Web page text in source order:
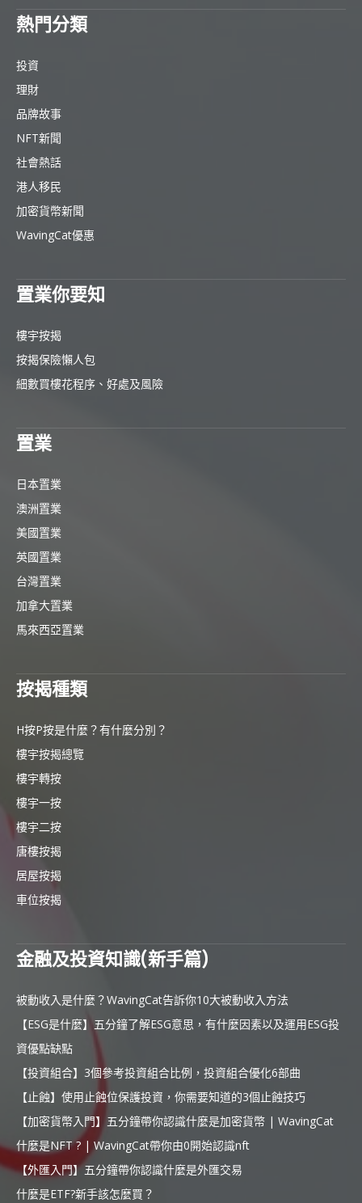
熱門分類
投資
理財
品牌故事
NFT新聞
社會熱話
港人移民
加密貨幣新聞
WavingCat優惠
置業你要知
樓宇按揭
按揭保險懶人包
細數買樓花程序、好處及風險
置業
日本置業
澳洲置業
美國置業
英國置業
台灣置業
加拿大置業
馬來西亞置業
按揭種類
H按P按是什麼？有什麼分別？
樓宇按揭總覽
樓宇轉按
樓宇一按
樓宇二按
唐樓按揭
居屋按揭
車位按揭
金融及投資知識(新手篇)
被動收入是什麼？WavingCat告訴你10大被動收入方法
【ESG是什麼】五分鐘了解ESG意思，有什麼因素以及運用ESG投
資優點缺點
【投資組合】3個參考投資組合比例，投資組合優化6部曲
【止蝕】使用止蝕位保護投資，你需要知道的3個止蝕技巧
【加密貨幣入門】五分鐘帶你認識什麼是加密貨幣 | WavingCat
什麼是NFT ? | WavingCat帶你由0開始認識nft
【外匯入門】五分鐘帶你認識什麼是外匯交易
什麼是ETF?新手該怎麼買？